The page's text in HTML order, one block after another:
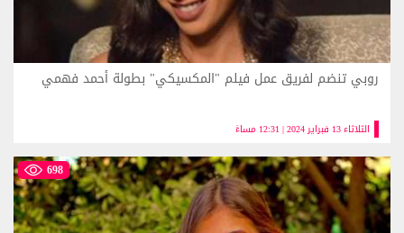
الثلاثاء 13 فبراير 2024 | 12:31 مساءً
روبي تنضم لفريق عمل فيلم "المكسيكي" بطولة أحمد فهمي
698